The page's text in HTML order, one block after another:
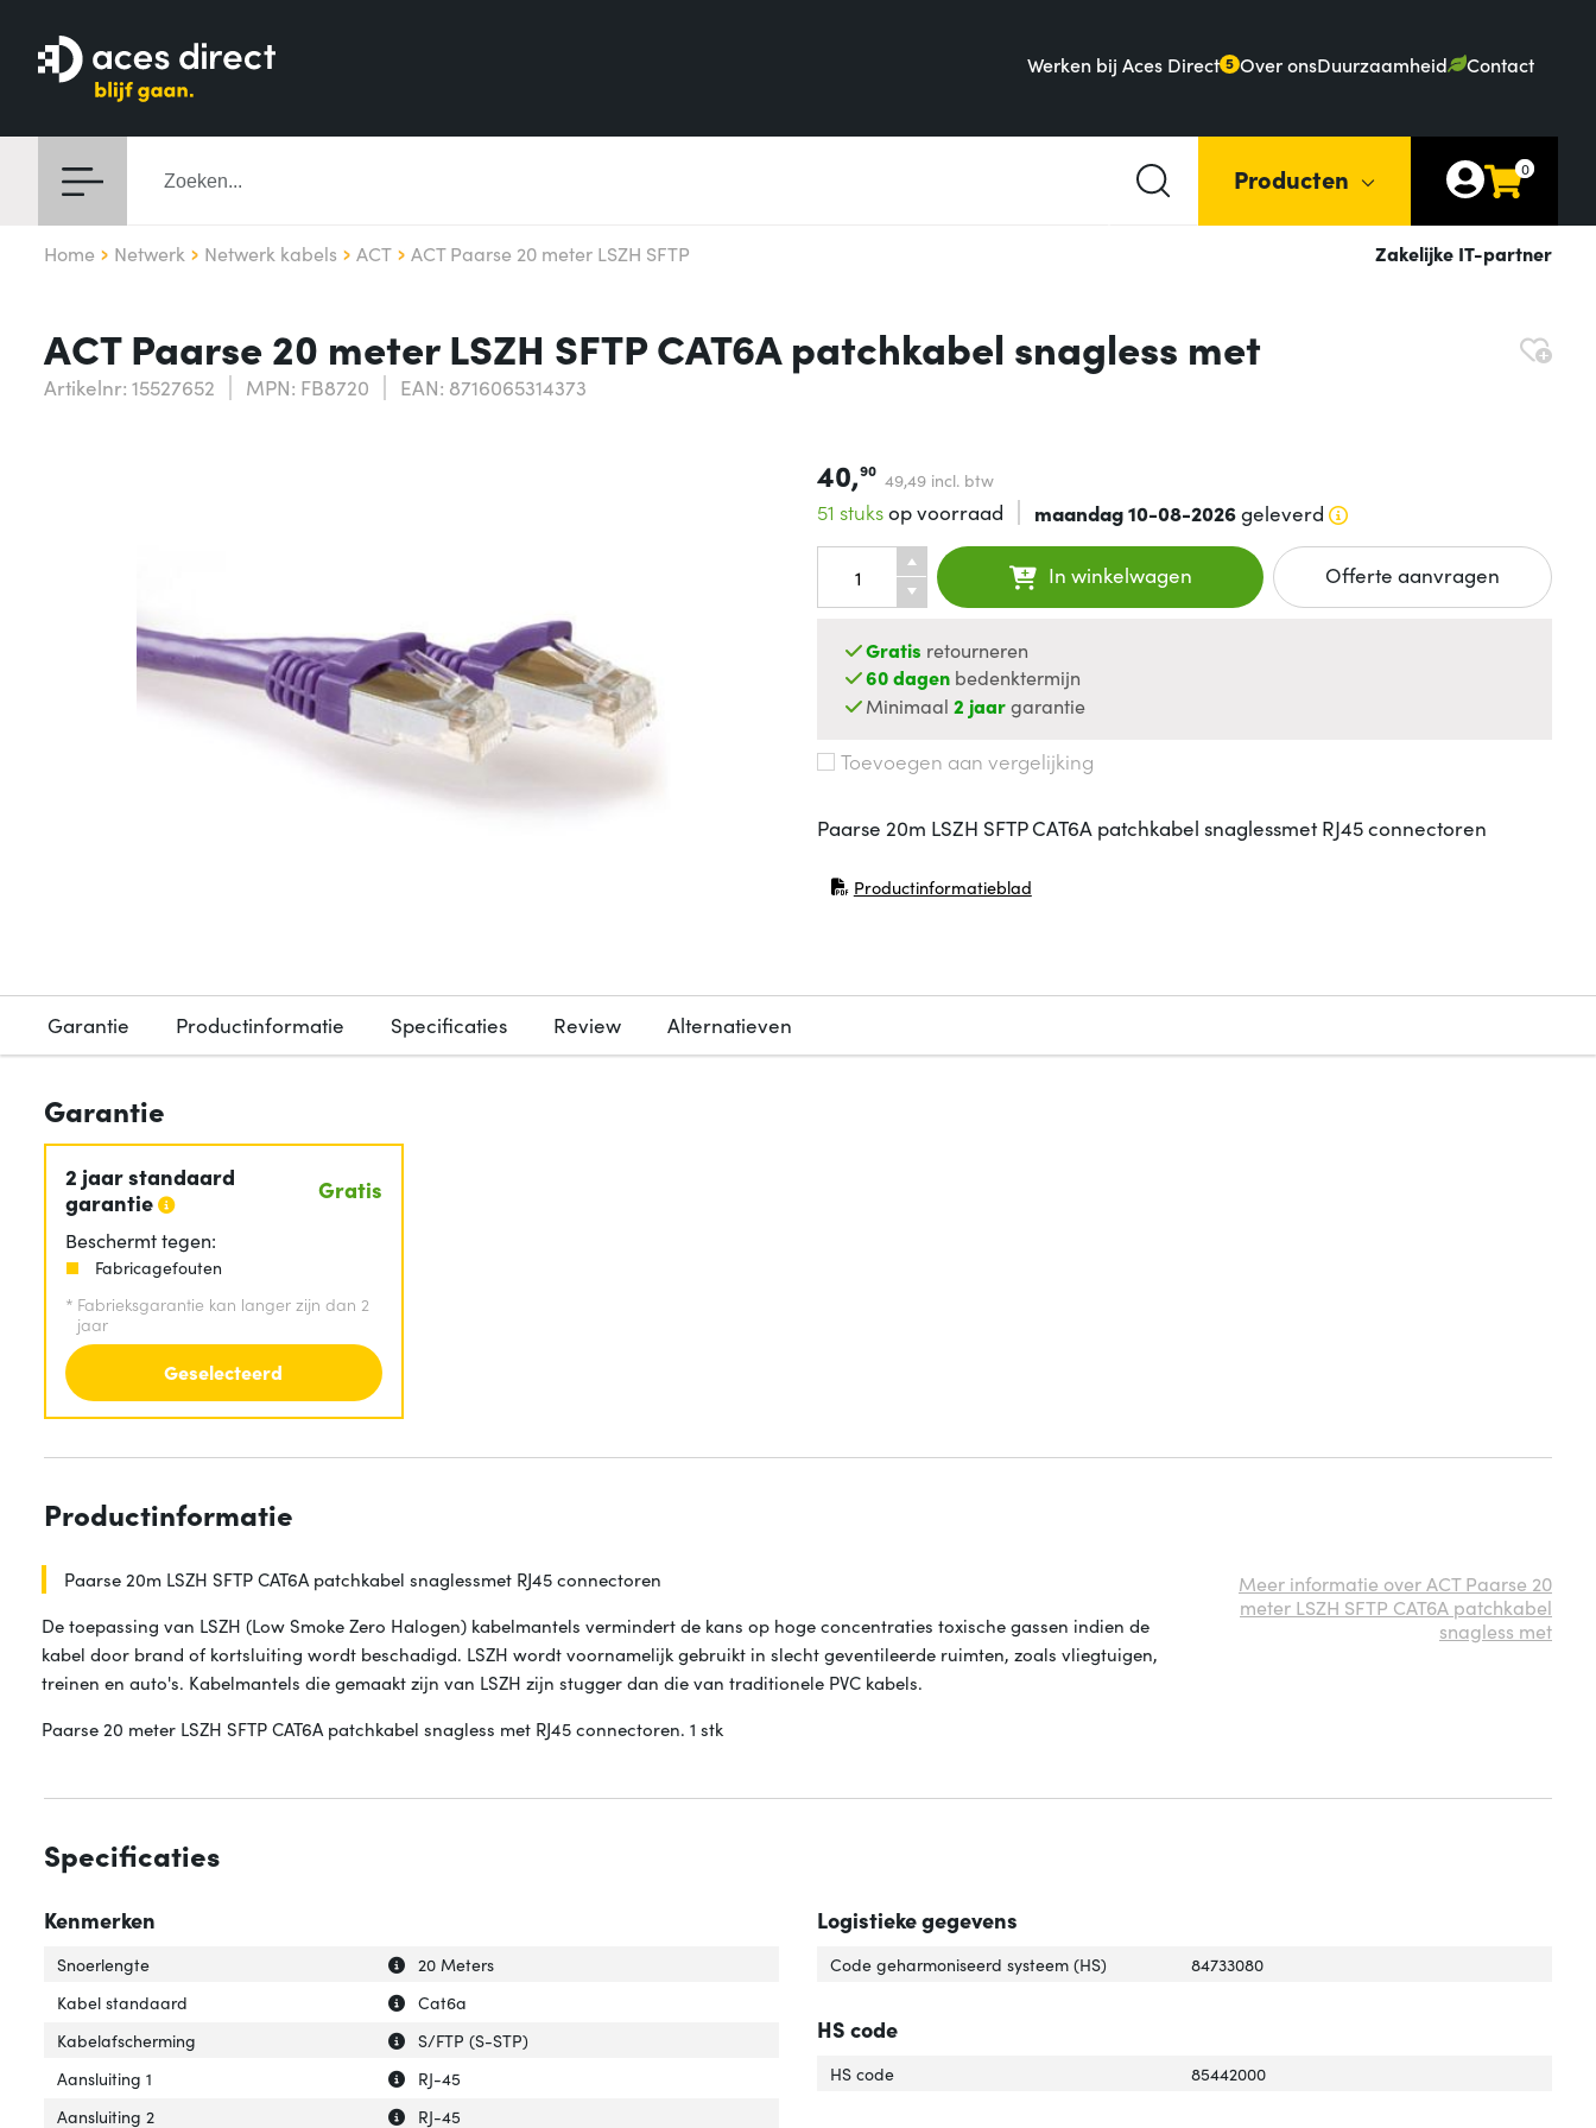
Werken bij Aces Direct 5 Over onsDuurzaamheid Contact
Producten 0
Home Netwerk Netwerk kabels ACT ACT Paarse 20 meter LSZH SFTP Zakelijke IT-partner
ACT Paarse 20 meter LSZH SFTP CAT6A patchkabel snagless met
Artikelnr: 15527652 MPN: FB8720 EAN: 8716065314373
40,90 49,49 incl. btw
51 stuksop voorraad maandag 10-08-2026geleverd
In winkelwagen Offerte aanvragen
Gratis retourneren
60 dagen bedenktermijn
Minimaal2 jaargarantie
Toevoegen aan vergelijking
Paarse 20m LSZH SFTP CAT6A patchkabel snaglessmet RJ45 connectoren
Productinformatieblad
(opent in nieuw venster)
Garantie Productinformatie Specificaties Review Alternatieven
Garantie
2 jaar standaard
garantie
Gratis
Beschermt tegen:
Fabricagefouten
* Fabrieksgarantie kan langer zijn dan 2
jaar
Geselecteerd
Productinformatie
Paarse 20m LSZH SFTP CAT6A patchkabel snaglessmet RJ45 connectoren
De toepassing van LSZH (Low Smoke Zero Halogen) kabelmantels vermindert de kans op hoge concentraties toxische gassen indien de
kabel door brand of kortsluiting wordt beschadigd. LSZH wordt voornamelijk gebruikt in slecht geventileerde ruimten, zoals vliegtuigen,
treinen en auto's. Kabelmantels die gemaakt zijn van LSZH zijn stugger dan die van traditionele PVC kabels.
Paarse 20 meter LSZH SFTP CAT6A patchkabel snagless met RJ45 connectoren. 1 stk
Meer informatie over ACT Paarse 20
meter LSZH SFTP CAT6A patchkabel
snagless met
Specificaties
Kenmerken
Uitleg over 'Snoerlengte'
Verberg uitleg over 'Snoerlengte'
Snoerlengte
20 Meters
Uitleg over 'Kabel standaard'
Verberg uitleg over 'Kabel standaard'
Kabel standaard
Cat6a
Uitleg over 'Kabelafscherming'
Verberg uitleg over 'Kabelafscherming'
Kabelafscherming
S/FTP (S-STP)
Uitleg over 'Aansluiting 1'
Verberg uitleg over 'Aansluiting 1'
Aansluiting 1
RJ-45
Uitleg over 'Aansluiting 2'
Verberg uitleg over 'Aansluiting 2'
Aansluiting 2
RJ-45
Logistieke gegevens
Code geharmoniseerd systeem (HS) 84733080
HS code
HS code 85442000